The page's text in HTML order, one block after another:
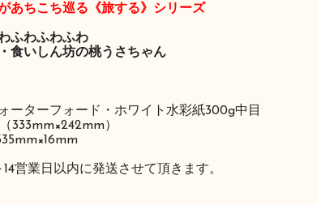
あちこち巡る《旅する》シリーズ
ふわふわふわ
食いしん坊の桃うさちゃん
ターフォード・ホワイト水彩紙300g中目
）
営業日以内に発送させて頂きます。